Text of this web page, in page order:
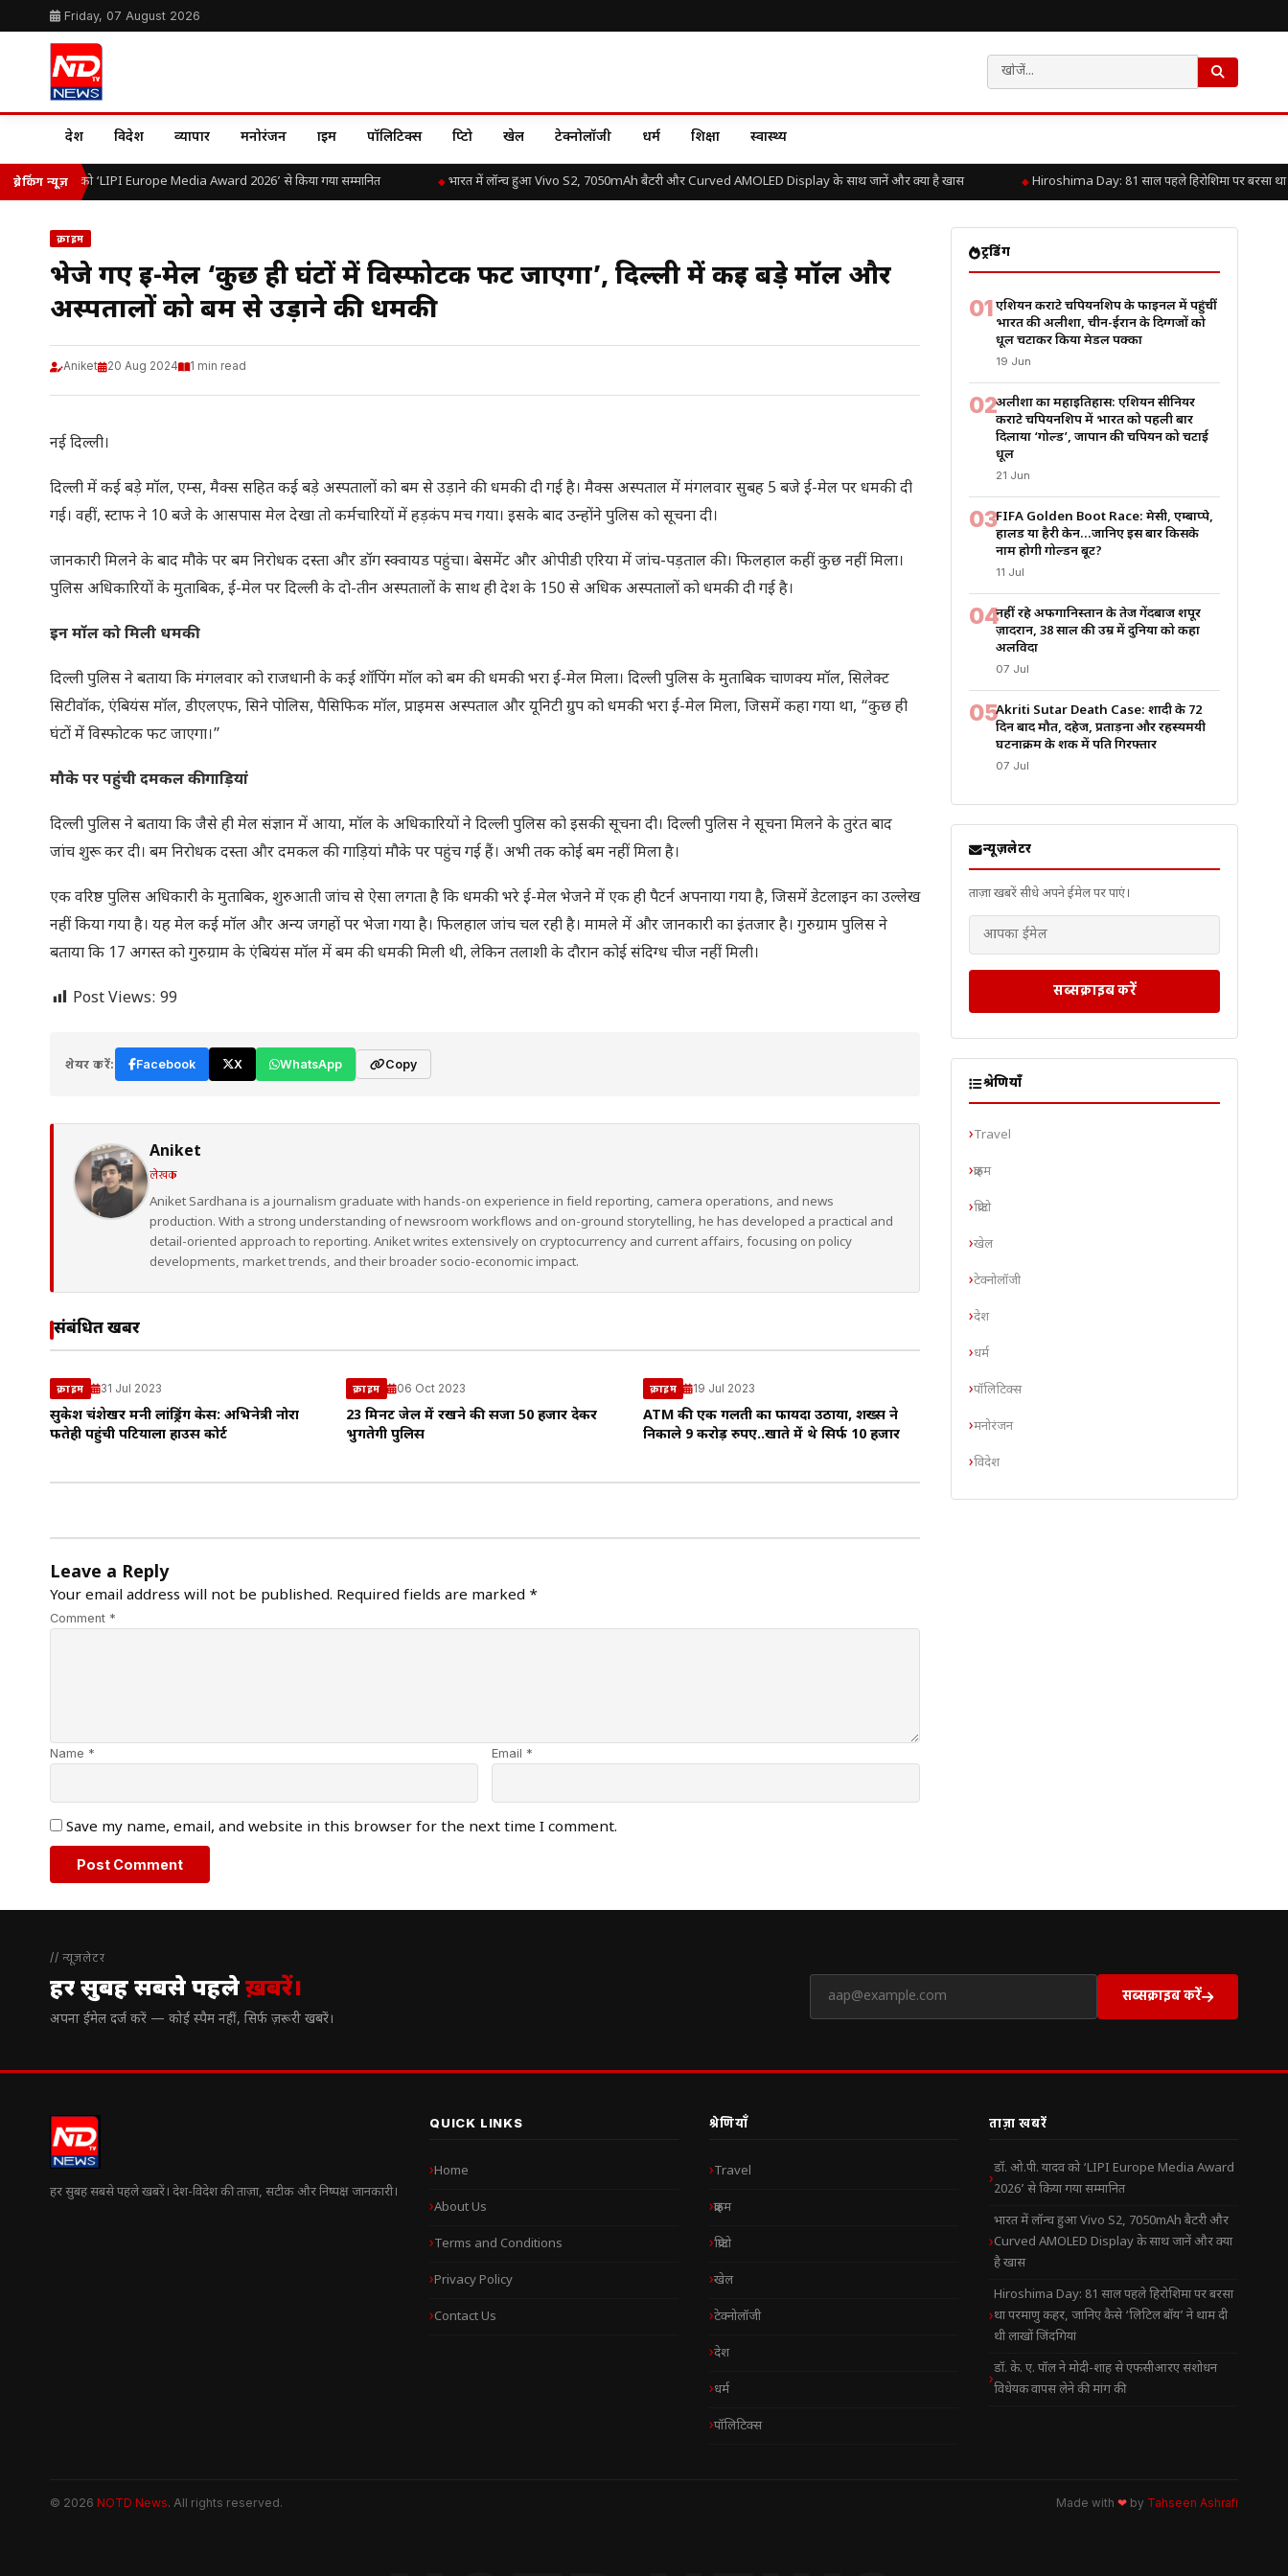
Friday, 07 August 2026
देश विदेश व्यापार मनोरंजन क्राइम पॉलिटिक्स क्रिप्टो खेल टेक्नोलॉजी धर्म शिक्षा स्वास्थ्य
ब्रेकिंग न्यूज़
ओ.पी. यादव को ‘LIPI Europe Media Award 2026’ से किया गया सम्मानित भारत में लॉन्च हुआ Vivo S2, 7050mAh बैटरी और Curved AMOLED Display के साथ जानें और क्या है खास Hiroshima Day: 81 साल पहले हिरोशिमा पर बरसा था
क्राइम
भेजे गए ई-मेल ‘कुछ ही घंटों में विस्फोटक फट जाएगा’, दिल्ली में कई बड़े मॉल और
अस्पतालों को बम से उड़ाने की धमकी
Aniket 20 Aug 2024 1 min read
नई दिल्ली।
दिल्ली में कई बड़े मॉल, एम्स, मैक्स सहित कई बड़े अस्पतालों को बम से उड़ाने की धमकी दी गई है। मैक्स अस्पताल में मंगलवार सुबह 5 बजे ई-मेल पर धमकी दी
गई। वहीं, स्टाफ ने 10 बजे के आसपास मेल देखा तो कर्मचारियों में हड़कंप मच गया। इसके बाद उन्होंने पुलिस को सूचना दी।
जानकारी मिलने के बाद मौके पर बम निरोधक दस्ता और डॉग स्क्वायड पहुंचा। बेसमेंट और ओपीडी एरिया में जांच-पड़ताल की। फिलहाल कहीं कुछ नहीं मिला।
पुलिस अधिकारियों के मुताबिक, ई-मेल पर दिल्ली के दो-तीन अस्पतालों के साथ ही देश के 150 से अधिक अस्पतालों को धमकी दी गई है।
इन मॉल को मिली धमकी
दिल्ली पुलिस ने बताया कि मंगलवार को राजधानी के कई शॉपिंग मॉल को बम की धमकी भरा ई-मेल मिला। दिल्ली पुलिस के मुताबिक चाणक्य मॉल, सिलेक्ट
सिटीवॉक, एंबियंस मॉल, डीएलएफ, सिने पोलिस, पैसिफिक मॉल, प्राइमस अस्पताल और यूनिटी ग्रुप को धमकी भरा ई-मेल मिला, जिसमें कहा गया था, “कुछ ही
घंटों में विस्फोटक फट जाएगा।”
मौके पर पहुंची दमकल की गाड़ियां
दिल्ली पुलिस ने बताया कि जैसे ही मेल संज्ञान में आया, मॉल के अधिकारियों ने दिल्ली पुलिस को इसकी सूचना दी। दिल्ली पुलिस ने सूचना मिलने के तुरंत बाद
जांच शुरू कर दी। बम निरोधक दस्ता और दमकल की गाड़ियां मौके पर पहुंच गई हैं। अभी तक कोई बम नहीं मिला है।
एक वरिष्ठ पुलिस अधिकारी के मुताबिक, शुरुआती जांच से ऐसा लगता है कि धमकी भरे ई-मेल भेजने में एक ही पैटर्न अपनाया गया है, जिसमें डेटलाइन का उल्लेख
नहीं किया गया है। यह मेल कई मॉल और अन्य जगहों पर भेजा गया है। फिलहाल जांच चल रही है। मामले में और जानकारी का इंतजार है। गुरुग्राम पुलिस ने
बताया कि 17 अगस्त को गुरुग्राम के एंबियंस मॉल में बम की धमकी मिली थी, लेकिन तलाशी के दौरान कोई संदिग्ध चीज नहीं मिली।
Post Views: 99
शेयर करें: Facebook X WhatsApp Copy
Aniket
लेखक
Aniket Sardhana is a journalism graduate with hands-on experience in field reporting, camera operations, and news
production. With a strong understanding of newsroom workflows and on-ground storytelling, he has developed a practical and
detail-oriented approach to reporting. Aniket writes extensively on cryptocurrency and current affairs, focusing on policy
developments, market trends, and their broader socio-economic impact.
संबंधित खबरें
क्राइम 31 Jul 2023
सुकेश चंद्रशेखर मनी लांड्रिंग केस: अभिनेत्री नोरा
फतेही पहुंची पटियाला हाउस कोर्ट
क्राइम 06 Oct 2023
23 मिनट जेल में रखने की सजा 50 हजार देकर
भुगतेगी पुलिस
क्राइम 19 Jul 2023
ATM की एक गलती का फायदा उठाया, शख्स ने
निकाले 9 करोड़ रुपए..खाते में थे सिर्फ 10 हजार
Leave a Reply
Your email address will not be published. Required fields are marked *
Comment *
Name * Email *
Save my name, email, and website in this browser for the next time I comment.
ट्रेंडिंग
01एशियन कराटे चैंपियनशिप के फाइनल में पहुंचीं
भारत की अलीशा, चीन-ईरान के दिग्गजों को
धूल चटाकर किया मेडल पक्का
19 Jun
02अलीशा का महाइतिहास: एशियन सीनियर
कराटे चैंपियनशिप में भारत को पहली बार
दिलाया ‘गोल्ड’, जापान की चैंपियन को चटाई
धूल
21 Jun
03FIFA Golden Boot Race: मेसी, एम्बाप्पे,
हालैंड या हैरी केन…जानिए इस बार किसके
नाम होगी गोल्डन बूट?
11 Jul
04नहीं रहे अफगानिस्तान के तेज गेंदबाज शपूर
ज़ादरान, 38 साल की उम्र में दुनिया को कहा
अलविदा
07 Jul
05Akriti Sutar Death Case: शादी के 72
दिन बाद मौत, दहेज, प्रताड़ना और रहस्यमयी
घटनाक्रम के शक में पति गिरफ्तार
07 Jul
न्यूज़लेटर
ताज़ा खबरें सीधे अपने ईमेल पर पाएं।
सब्सक्राइब करें
श्रेणियाँ
Travel
क्राइम
क्रिप्टो
खेल
टेक्नोलॉजी
देश
धर्म
पॉलिटिक्स
मनोरंजन
विदेश
// न्यूज़लेटर
हर सुबह सबसे पहलेख़बरें।
अपना ईमेल दर्ज करें — कोई स्पैम नहीं, सिर्फ ज़रूरी खबरें।
सब्सक्राइब करें
हर सुबह सबसे पहले खबरें। देश-विदेश की ताज़ा, सटीक और निष्पक्ष जानकारी।
QUICK LINKS
Home
About Us
Terms and Conditions
Privacy Policy
Contact Us
श्रेणियाँ
Travel
क्राइम
क्रिप्टो
खेल
टेक्नोलॉजी
देश
धर्म
पॉलिटिक्स
ताज़ा खबरें
डॉ. ओ.पी. यादव को ‘LIPI Europe Media Award
2026’ से किया गया सम्मानित
भारत में लॉन्च हुआ Vivo S2, 7050mAh बैटरी और
Curved AMOLED Display के साथ जानें और क्या
है खास
Hiroshima Day: 81 साल पहले हिरोशिमा पर बरसा
था परमाणु कहर, जानिए कैसे ‘लिटिल बॉय’ ने थाम दी
थी लाखों जिंदगियां
डॉ. के. ए. पॉल ने मोदी-शाह से एफसीआरए संशोधन
विधेयक वापस लेने की मांग की
© 2026 NOTD News. All rights reserved. Made with ❤ by Tahseen Ashrafi